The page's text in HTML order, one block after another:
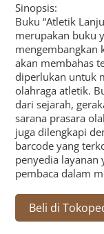
Sinopsis:
Buku “Atletik
merupakan buku
mengembangkan
akan membahas
diperlukan untuk
olahraga atletik.
dari sejarah,
sarana prasara
juga dilengkapi
barcode yang
penyedia layanan
pembaca dalam
Beli di